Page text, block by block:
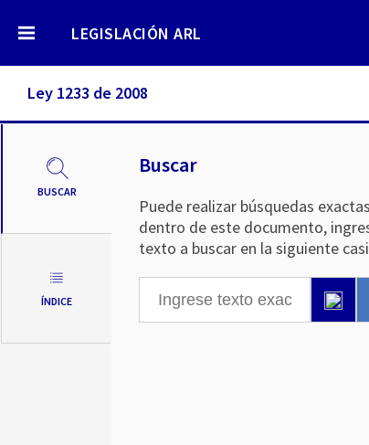
LEGISLACIÓN ARL
Ley 1233 de 2008
BUSCAR
ÍNDICE
Buscar
Puede realizar búsquedas exactas
dentro de este documento,
texto a buscar en la siguiente